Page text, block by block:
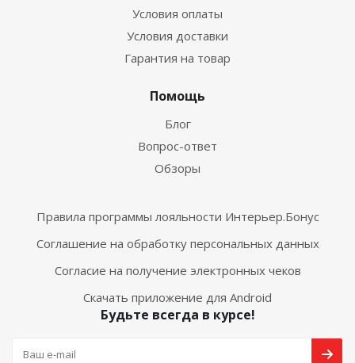
Условия оплаты
Условия доставки
Гарантия на товар
Помощь
Блог
Вопрос-ответ
Обзоры
Правила программы лояльности Интерьер.Бонус
Соглашение на обработку персональных данных
Согласие на получение электронных чеков
Скачать приложение для Android
Будьте всегда в курсе!